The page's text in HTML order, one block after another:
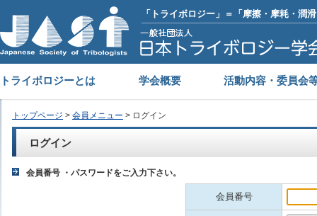
「トライボロジー」＝「摩擦・摩耗・潤
トライボロジーとは 学会概要 活動内容・委員会
トップページ > 会員メニュー > ログイン
ログイン
会員番号 ・パスワードをご入力下さい。
会員番号